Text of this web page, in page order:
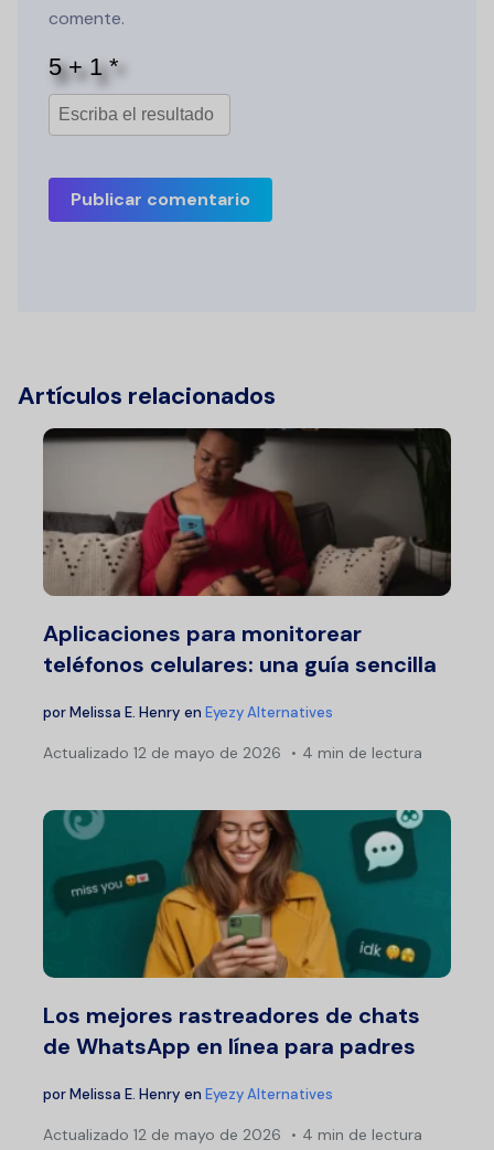
comente.
Publicar comentario
Artículos relacionados
Aplicaciones para monitorear
teléfonos celulares: una guía sencilla
porMelissa E. Henry en Eyezy Alternatives
Actualizado 12 de mayo de 2026 4 min de lectura
Los mejores rastreadores de chats
de WhatsApp en línea para padres
porMelissa E. Henry en Eyezy Alternatives
Actualizado 12 de mayo de 2026 4 min de lectura